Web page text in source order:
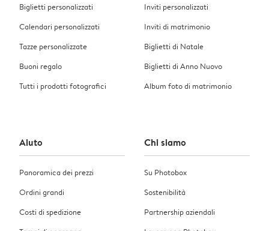
Biglietti personalizzati
Calendari personalizzati
Tazze personalizzate
Buoni regalo
Tutti i prodotti fotografici
Inviti personalizzati
Inviti di matrimonio
Biglietti di Natale
Biglietti di Anno Nuovo
Album foto di matrimonio
Aiuto
Panoramica dei prezzi
Ordini grandi
Costi di spedizione
Chi siamo
Su Photobox
Sostenibilità
Partnership aziendali